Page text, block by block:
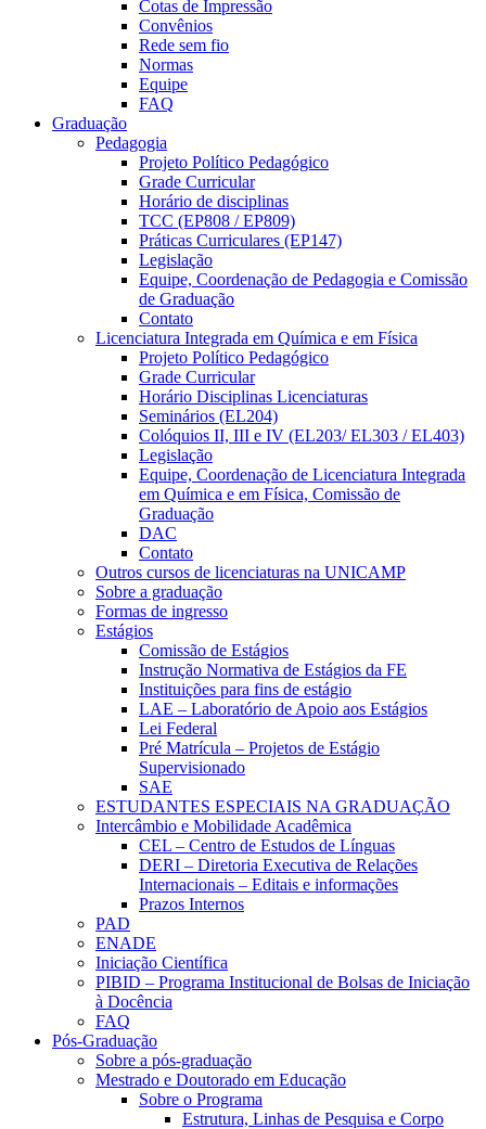
Cotas de Impressão
Convênios
Rede sem fio
Normas
Equipe
FAQ
Graduação
Pedagogia
Projeto Político Pedagógico
Grade Curricular
Horário de disciplinas
TCC (EP808 / EP809)
Práticas Curriculares (EP147)
Legislação
Equipe, Coordenação de Pedagogia e Comissão
de Graduação
Contato
Licenciatura Integrada em Química e em Física
Projeto Político Pedagógico
Grade Curricular
Horário Disciplinas Licenciaturas
Seminários (EL204)
Colóquios II, III e IV (EL203/ EL303 / EL403)
Legislação
Equipe, Coordenação de Licenciatura Integrada
em Química e em Física, Comissão de
Graduação
DAC
Contato
Outros cursos de licenciaturas na UNICAMP
Sobre a graduação
Formas de ingresso
Estágios
Comissão de Estágios
Instrução Normativa de Estágios da FE
Instituições para fins de estágio
LAE – Laboratório de Apoio aos Estágios
Lei Federal
Pré Matrícula – Projetos de Estágio
Supervisionado
SAE
ESTUDANTES ESPECIAIS NA GRADUAÇÃO
Intercâmbio e Mobilidade Acadêmica
CEL – Centro de Estudos de Línguas
DERI – Diretoria Executiva de Relações
Internacionais – Editais e informações
Prazos Internos
PAD
ENADE
Iniciação Científica
PIBID – Programa Institucional de Bolsas de Iniciação
à Docência
FAQ
Pós-Graduação
Sobre a pós-graduação
Mestrado e Doutorado em Educação
Sobre o Programa
Estrutura, Linhas de Pesquisa e Corpo